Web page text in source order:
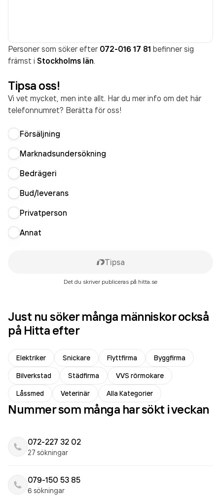
Personer som söker efter 072-016 17 81 befinner sig
främst i Stockholms län.
Tipsa oss!
Vi vet mycket, men inte allt. Har du mer info om det här
telefonnumret? Berätta för oss!
Försäljning
Marknadsundersökning
Bedrägeri
Bud/leverans
Privatperson
Annat
Tipsa
Det du skriver publiceras på hitta.se
Just nu söker många människor också
på Hitta efter
Elektriker Snickare Flyttfirma
Byggfirma
Bilverkstad
Städfirma
VVS rörmokare
Låssmed
Veterinär Alla Kategorier
Nummer som många har sökt i veckan
072-227 32 02
27 sökningar
079-150 53 85
6 sökningar